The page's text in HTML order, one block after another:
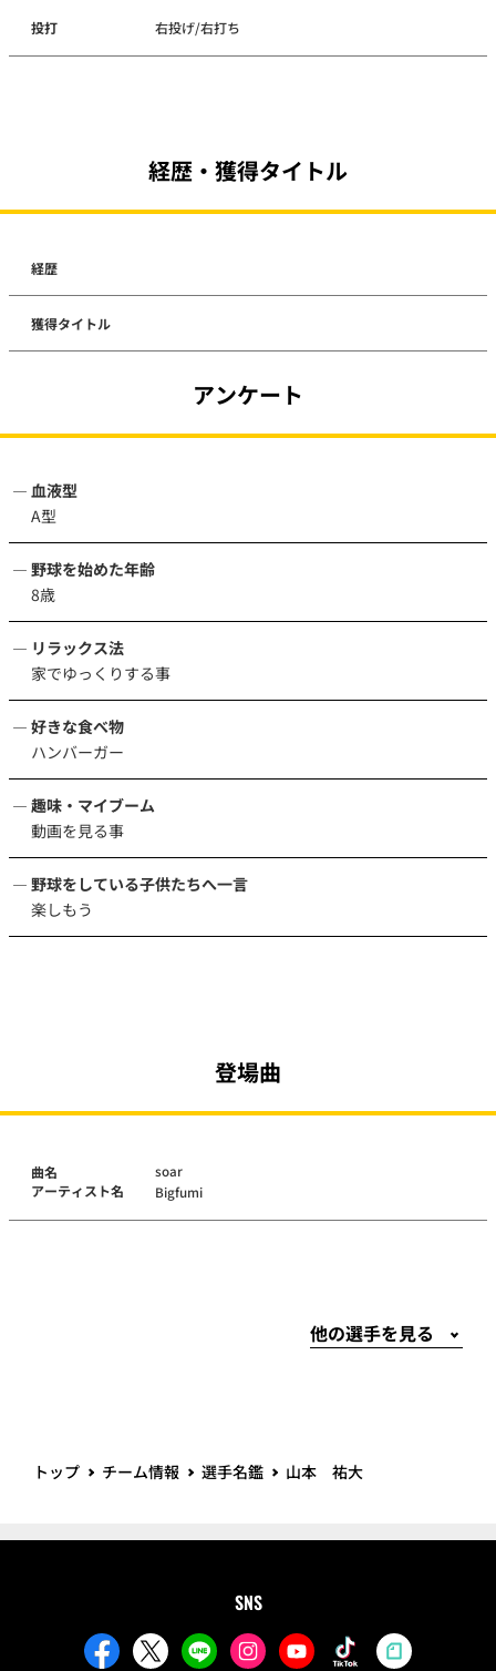
投打 右投げ/右打ち
経歴・獲得タイトル
経歴
獲得タイトル
アンケート
血液型
A型
野球を始めた年齢
8歳
リラックス法
家でゆっくりする事
好きな食べ物
ハンバーガー
趣味・マイブーム
動画を見る事
野球をしている子供たちへ一言
楽しもう
登場曲
曲名
アーティスト名
soar
Bigfumi
トップ チーム情報 選手名鑑 山本 祐大
SNS